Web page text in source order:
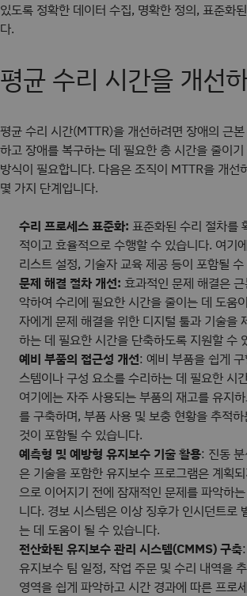
있도록 정확한 데이터 수집, 명확한 정의, 표준화
다.
평균 수리 시간을 개선
평균 수리 시간(MTTR)을 개선하려면 장애의 근
하고 장애를 복구하는 데 필요한 총 시간을 줄이
방식이 필요합니다. 다음은 조직이 MTTR을 개선
몇 가지 단계입니다.
수리 프로세스 표준화: 표준화된 수리 절차를
적이고 효율적으로 수행할 수 있습니다. 여기
리스트 설정, 기술자 교육 제공 등이 포함될
문제 해결 절차 개선: 효과적인 문제 해결은
악하여 수리에 필요한 시간을 줄이는 데 도움
자에게 문제 해결을 위한 디지털 툴과 기술을
하는 데 필요한 시간을 단축하도록 지원할 수
예비 부품의 접근성 개선: 예비 부품을 쉽게
스템이나 구성 요소를 수리하는 데 필요한 시
여기에는 자주 사용되는 부품의 재고를 유지
를 구축하며, 부품 사용 및 보충 현황을 추적
것이 포함될 수 있습니다.
예측형 및 예방형 유지보수 기술 활용: 진동
은 기술을 포함한 유지보수 프로그램은 계획
으로 이어지기 전에 잠재적인 문제를 파악하
니다. 경보 시스템은 이상 징후가 인시던트로
는 데 도움이 될 수 있습니다.
전산화된 유지보수 관리 시스템(CMMS) 구축:
유지보수 팀 일정, 작업 주문 및 수리 내역을
영역을 쉽게 파악하고 시간 경과에 따른 프로